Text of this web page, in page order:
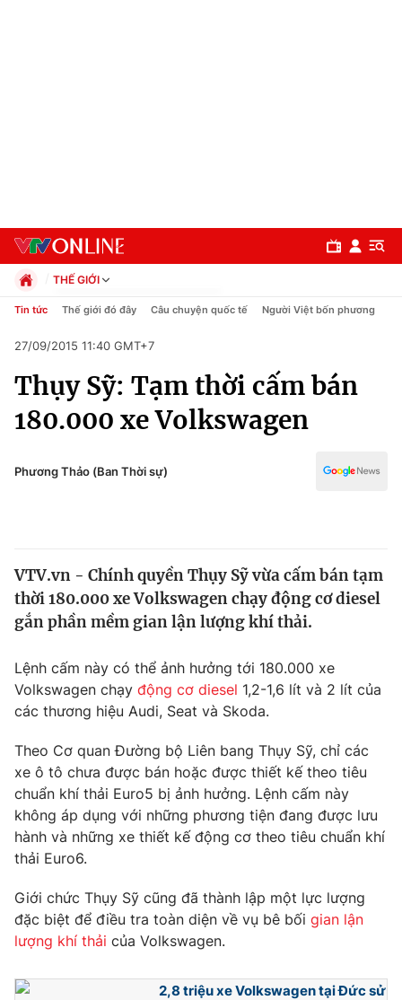
Chuyên mục
Chính trị
Thế giới
Thế giới đó đây
Câu chuyện quốc tế
Kinh tế
Tài chính
Thị trường
Góc doanh nghiệp
Dữ liệu và đời sống
Truyền hình
Phim VTV
Hậu trường
Khán giả
Giải sao mai
Giải trí
Điện ảnh
Âm nhạc
Sao
Du lịch
Làm đẹp
Chất lượng cuộc sống
Giáo dục
Công nghệ
THẾ GIỚI
Chính trị
Pháp luật
Kinh tế
Thể thao
Truyền hình
Y tế
Tin tức Thế giới đó đây Câu chuyện quốc tế Người Việt bốn phương
27/09/2015 11:40 GMT+7
Thụy Sỹ: Tạm thời cấm bán
180.000 xe Volkswagen
Phương Thảo (Ban Thời sự)
VTV.vn - Chính quyền Thụy Sỹ vừa cấm bán tạm
thời 180.000 xe Volkswagen chạy động cơ diesel
gắn phần mềm gian lận lượng khí thải.
Lệnh cấm này có thể ảnh hưởng tới 180.000 xe
Volkswagen chạy động cơ diesel 1,2-1,6 lít và 2 lít của
các thương hiệu Audi, Seat và Skoda.
Theo Cơ quan Đường bộ Liên bang Thụy Sỹ, chỉ các
xe ô tô chưa được bán hoặc được thiết kế theo tiêu
chuẩn khí thải Euro5 bị ảnh hưởng. Lệnh cấm này
không áp dụng với những phương tiện đang được lưu
hành và những xe thiết kế động cơ theo tiêu chuẩn khí
thải Euro6.
Giới chức Thụy Sỹ cũng đã thành lập một lực lượng
đặc biệt để điều tra toàn diện về vụ bê bối gian lận
lượng khí thải của Volkswagen.
2,8 triệu xe Volkswagen tại Đức sử